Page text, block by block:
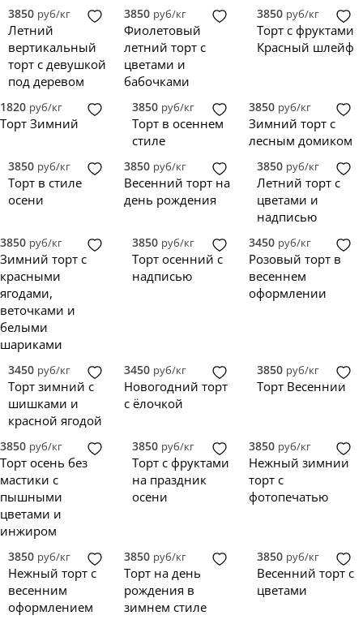
Сначала дорогие
Новинки
3
4
4
0
0
фигурки
81
фотопечать
5
надпись
0
топпер
голый торт
8
без мастики
0
зеркальная глазурь
0
велюр
квадрат
прямоугольник
сердце
3850 руб/кг
Летний
вертикальный
торт с девушкой
под деревом
3850 руб/кг
Фиолетовый
летний торт с
цветами и
бабочками
3850 руб/кг
Торт с фруктами
Красный шлейф
1820 руб/кг
Торт Зимний
3850 руб/кг
Торт в осеннем
стиле
3850 руб/кг
Зимний торт с
лесным домиком
3850 руб/кг
Торт в стиле
осени
3850 руб/кг
Весенний торт на
день рождения
3850 руб/кг
Летний торт с
цветами и
надписью
3850 руб/кг
Зимний торт с
красными
ягодами,
веточками и
белыми
шариками
3850 руб/кг
Торт осенний с
надписью
3450 руб/кг
Розовый торт в
весеннем
оформлении
3450 руб/кг
Торт зимний с
шишками и
красной ягодой
3450 руб/кг
Новогодний торт
с ёлочкой
3850 руб/кг
Торт Весенний
3850 руб/кг
Торт осень без
мастики с
пышными
цветами и
инжиром
3850 руб/кг
Торт с фруктами
на праздник
осени
3850 руб/кг
Нежный зимний
торт с
фотопечатью
3850 руб/кг
Нежный торт с
весенним
оформлением
3850 руб/кг
Торт на день
рождения в
зимнем стиле
3850 руб/кг
Весенний торт с
цветами